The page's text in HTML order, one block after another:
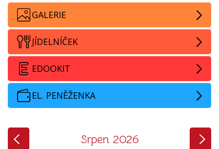
GALERIE
JÍDELNÍČEK
EDOOKIT
EL. PENĚŽENKA
Srpen 2026